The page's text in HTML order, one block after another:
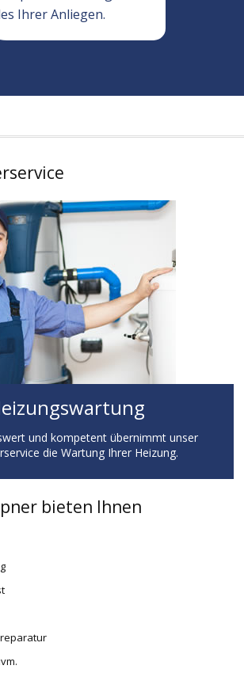
Ihrer Anliegen.
und kompetent übernimmt unser
die Wartung Ihrer Heizung.
bieten Ihnen